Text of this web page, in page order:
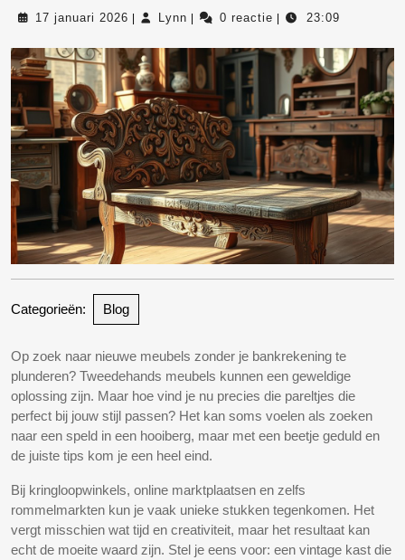
17 januari 2026 17
2026
Lynn Lynn 0 reactie 23:09
Categorieën: Blog
Op zoek naar nieuwe meubels zonder je bankrekening te
plunderen? Tweedehands meubels kunnen een geweldige
oplossing zijn. Maar hoe vind je nu precies die pareltjes die
perfect bij jouw stijl passen? Het kan soms voelen als zoeken
naar een speld in een hooiberg, maar met een beetje geduld en
de juiste tips kom je een heel eind.
Bij kringloopwinkels, online marktplaatsen en zelfs
rommelmarkten kun je vaak unieke stukken tegenkomen. Het
vergt misschien wat tijd en creativiteit, maar het resultaat kan
echt de moeite waard zijn. Stel je eens voor: een vintage kast die